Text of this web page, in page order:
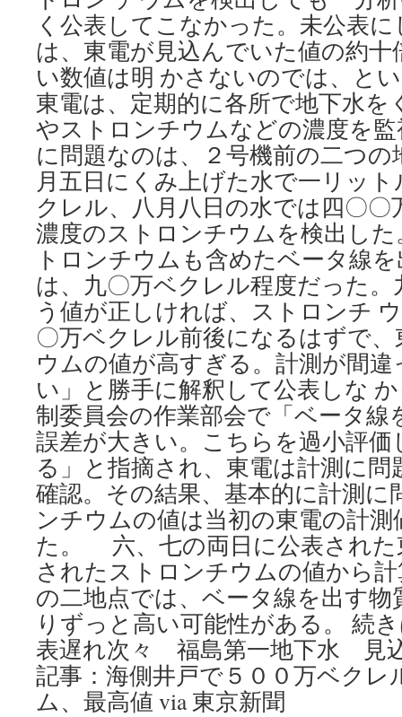
ム
検
出
ン
ク
の
床
ひ
び
割
れ
via
朝
日
新
聞
く公表してこなかった。未公表
は、東電が見込んでいた値の約
い数値は明 かさないのでは、
東電は、定期的に各所で地下水
やストロンチウムなどの濃度を
に問題なのは、２号機前の二つ
月五日にくみ上げた水で一リッ
クレル、八月八日の水では四〇
濃度のストロンチウムを検出し
トロンチウムも含めたベータ線
は、九〇万ベクレル程度だった
う値が正しければ、ストロンチ
〇万ベクレル前後になるはずで
ウムの値が高すぎる。計測が間
い」と勝手に解釈して公表しな
制委員会の作業部会で「ベータ線
誤差が大きい。こちらを過小評
る」と指摘され、東電は計測に
確認。その結果、基本的に計測に
ンチウムの値は当初の東電の計
た。 六、七の両日に公表された
されたストロンチウムの値から
の二地点では、ベータ線を出す
りずっと高い可能性がある。 続
表遅れ次々 福島第一地下水 見
記事：海側井戸で５００万ベク
ム、最高値 via 東京新聞